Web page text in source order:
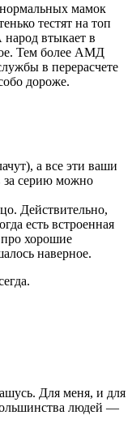
мамок
тестят на топ
втыкает в
Тем более АМД
в перерасчете
дороже.
а все эти ваши
за серию можно
Действительно,
есть встроенная
про хорошие
наверное.
Для меня, и для
людей —